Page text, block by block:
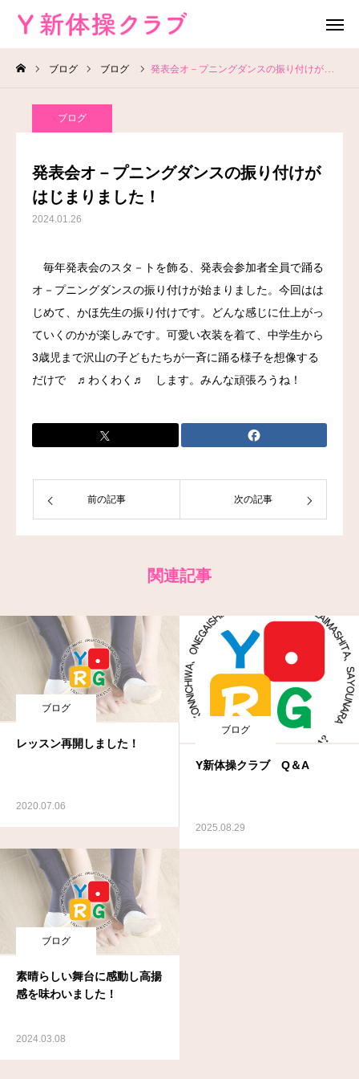
ブログ ブログ 発表会オ－プニングダンスの振り付けがはじまりました！
ブログ
発表会オ－プニングダンスの振り付けが
はじまりました！
2024.01.26
毎年発表会のスタ－トを飾る、発表会参加者全員で踊る
オ－プニングダンスの振り付けが始まりました。今回はは
じめて、かほ先生の振り付けです。どんな感じに仕上がっ
ていくのかが楽しみです。可愛い衣装を着て、中学生から
3歳児まで沢山の子どもたちが一斉に踊る様子を想像する
だけで ♬わくわく♬ します。みんな頑張ろうね！
前の記事 次の記事
関連記事
ブログ
レッスン再開しました！
2020.07.06
ブログ
Y新体操クラブ Q＆A
2025.08.29
ブログ
素晴らしい舞台に感動し高揚
感を味わいました！
2024.03.08
無料体験
HOME
教室概要
よくある質問
ブログ
お問い合わせ